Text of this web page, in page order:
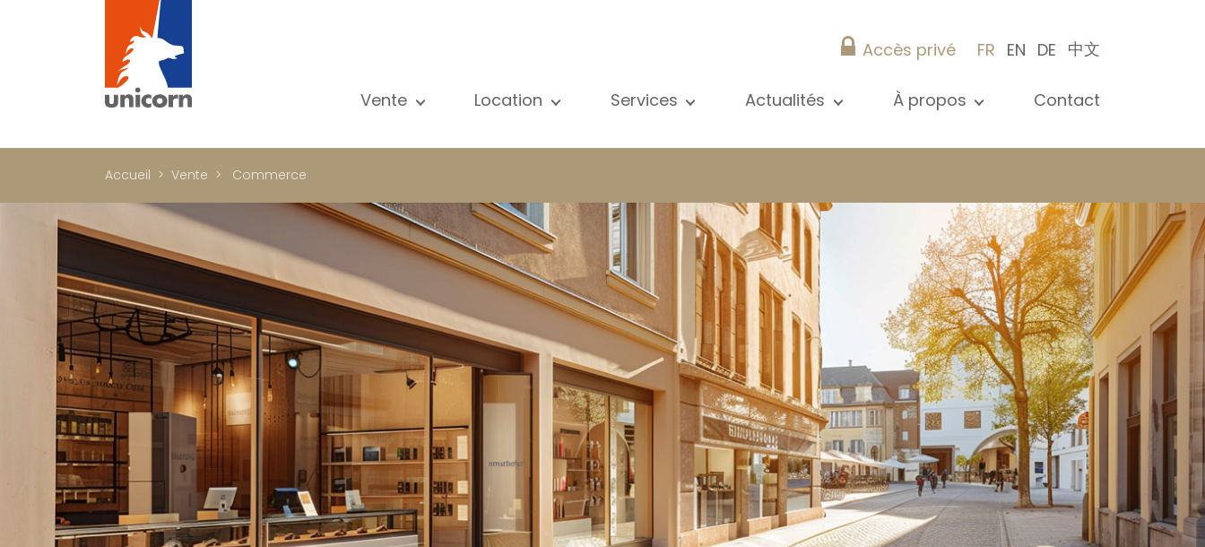
Accès privé FR EN DE 中文
Vente
Projets neufs
Propriétés de luxe
International
Immeuble de rapport
Bureau
Commerce
Garage / Parking
Terrain
Location
Propriétés de luxe
International
Bureau
Commerce
Garage / Parking
Services
Recherche
Accès privé
Gestion locative
Gérance d'immeubles / syndic
Actualités
Blog
À propos
Conseils pratiques
Carrière
Contact
Accueil Vente Commerce